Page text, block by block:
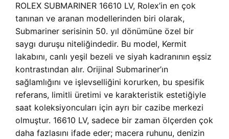
ROLEX SUBMARINER 16610 LV, Rolex’in en çok
tanınan ve aranan modellerinden biri olarak,
Submariner serisinin 50. yıl dönümüne özel bir
saygı duruşu niteliğindedir. Bu model, Kermit
lakabını, canlı yeşil bezeli ve siyah kadranının eşsiz
kontrastından alır. Orijinal Submariner’ın
sağlamlığını ve işlevselliğini korurken, bu spesifik
referans, limitli üretimi ve karakteristik estetiğiyle
saat koleksiyoncuları için ayrı bir cazibe merkezi
olmuştur. 16610 LV, sadece bir zaman ölçerden çok
daha fazlasını ifade eder; macera ruhunu, denizin